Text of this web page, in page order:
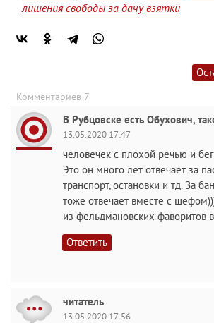
лишения свободы за дачу взятки
Комментариев 7
В Рубцовске есть Обухович,
13.05.2020 17:47
человечек с плохой речью и
Это он много лет отвечает за
транспорт, остановки и тд. За
тоже отвечает вместе с
из фельдмановских фаворитов
Ответить
читатель
13.05.2020 17:56